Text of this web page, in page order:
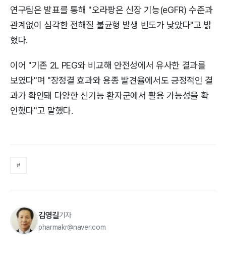
연구팀은 발표를 통해 "오라팡은 신장 기능(eGFR) 수준과
관계없이 심각한 전해질 불균형 발생 빈도가 낮았다"고 밝
혔다.
이어 "기존 2L PEG와 비교해 안전성에서 유사한 결과를
보였다"며 "장정결 효과와 용종 발견율에서도 긍정적인 결
과가 확인돼 다양한 신기능 환자군에서 활용 가능성을 확
인했다"고 말했다.
#
김영길기자
pharmakr@naver.com